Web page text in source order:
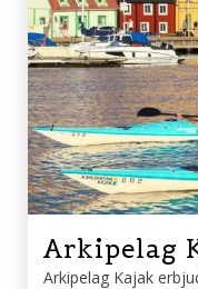
Arkipelag
Arkipelag Kajak